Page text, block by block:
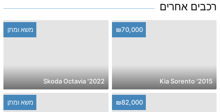
רכבים אחרים
₪70,000
2015' Kia Sorento
משא ומתן
2022' Skoda Octavia
₪82,000 משא ומתן